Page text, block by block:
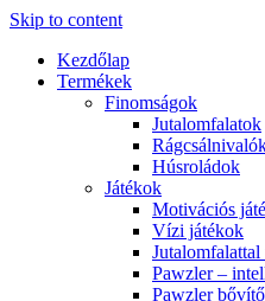
Skip to content
Kezdőlap
Termékek
Finomságok
Jutalomfalatok
Húsroládok
Játékok
Motivációs
Vízi játékok
Pawzler –
Pawzler